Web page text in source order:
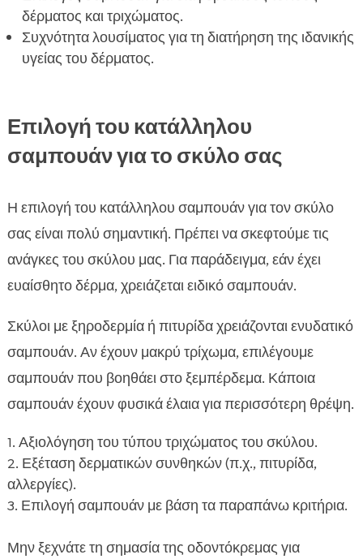
Ασφαλή σαμπουάν για σκύλους με αλλεργίες
 Οι μύθοι για το σαμπουάν για σκύλους
 Συνδυάστε το σωστό σαμπουάν με τις σωστές
FAQ
δέρματος και τριχώματος.
Συχνότητα λουσίματος για τη διατήρηση της ιδανικής
υγείας του δέρματος.
Επιλογή του κατάλληλου
σαμπουάν για το σκύλο σας
Η επιλογή του κατάλληλου σαμπουάν για τον σκύλο
σας είναι πολύ σημαντική. Πρέπει να σκεφτούμε τις
ανάγκες του σκύλου μας. Για παράδειγμα, εάν έχει
ευαίσθητο δέρμα, χρειάζεται ειδικό σαμπουάν.
Σκύλοι με ξηροδερμία ή πιτυρίδα χρειάζονται ενυδατικό
σαμπουάν. Αν έχουν μακρύ τρίχωμα, επιλέγουμε
σαμπουάν που βοηθάει στο ξεμπέρδεμα. Κάποια
σαμπουάν έχουν φυσικά έλαια για περισσότερη θρέψη.
Αξιολόγηση του τύπου τριχώματος του σκύλου.
Εξέταση δερματικών συνθηκών (π.χ., πιτυρίδα,
αλλεργίες).
Επιλογή σαμπουάν με βάση τα παραπάνω κριτήρια.
Μην ξεχνάτε τη σημασία της οδοντόκρεμας για